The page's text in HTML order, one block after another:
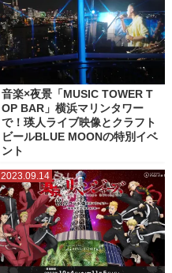
音楽×夜景「MUSIC TOWER T
OP BAR」横浜マリンタワー
で！瑛人ライブ映像とクラフト
ビールBLUE MOONの特別イベ
ント
2023.09.14